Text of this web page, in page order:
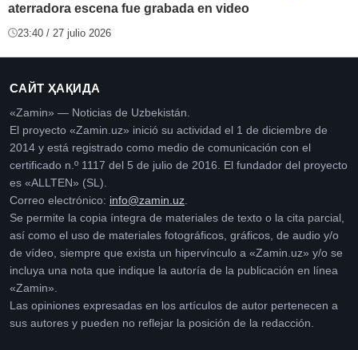
aterradora escena fue grabada en video
23:40 / 27 julio 2026
САЙТ ҲАҚИДА
«Zamin» — Noticias de Uzbekistán.
El proyecto «Zamin.uz» inició su actividad el 1 de diciembre de
2014 y está registrado como medio de comunicación con el
certificado n.º 1117 del 5 de julio de 2016. El fundador del proyecto
es «ALLTEN» (SL).
Correo electrónico: info@zamin.uz
Se permite la copia íntegra de materiales de texto o la cita parcial,
así como el uso de materiales fotográficos, gráficos, de audio y/o
de vídeo, siempre que exista un hipervínculo a «Zamin.uz» y/o se
incluya una nota que indique la autoría de la publicación en línea
«Zamin».
Las opiniones expresadas en los artículos de autor pertenecen a
sus autores y pueden no reflejar la posición de la redacción.